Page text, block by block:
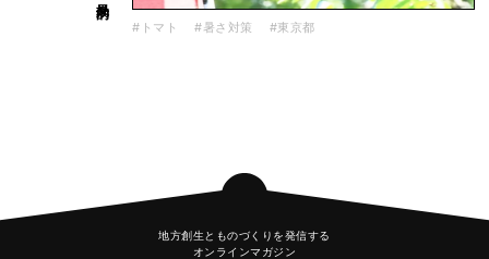
#トマト #暑さ対策 #東京都
地方創生とものづくりを発信する
オンラインマガジン